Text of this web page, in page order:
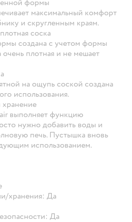
формы
максимальный комфорт
и скругленным краям.
соска
создана с учетом формы
плотная и не мешает
на ощупь соской создана
использования.
хранение
выполняет функцию
нужно добавить воды и
печь. Пустышка вновь
использованием.
хранения: Да
Да